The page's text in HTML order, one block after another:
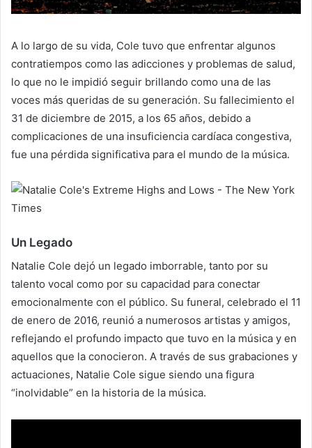
A lo largo de su vida, Cole tuvo que enfrentar algunos
contratiempos como las adicciones y problemas de salud,
lo que no le impidió seguir brillando como una de las
voces más queridas de su generación. Su fallecimiento el
31 de diciembre de 2015, a los 65 años, debido a
complicaciones de una insuficiencia cardíaca congestiva,
fue una pérdida significativa para el mundo de la música.
Un Legado
Natalie Cole dejó un legado imborrable, tanto por su
talento vocal como por su capacidad para conectar
emocionalmente con el público. Su funeral, celebrado el 11
de enero de 2016, reunió a numerosos artistas y amigos,
reflejando el profundo impacto que tuvo en la música y en
aquellos que la conocieron. A través de sus grabaciones y
actuaciones, Natalie Cole sigue siendo una figura
“inolvidable” en la historia de la música.